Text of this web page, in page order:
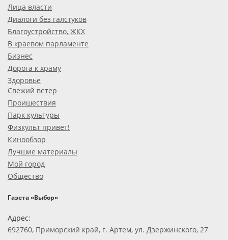
Лица власти
Диалоги без галстуков
Благоустройство, ЖКХ
В краевом парламенте
Бизнес
Дорога к храму
Здоровье
Свежий ветер
Проишествия
Парк культуры
Физкульт привет!
Кинообзор
Лучшие материалы
Мой город
Общество
Газета «Выбор»
Адрес:
692760, Приморский край, г. Артем, ул. Дзержинского, 27